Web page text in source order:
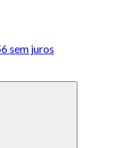
sem juros